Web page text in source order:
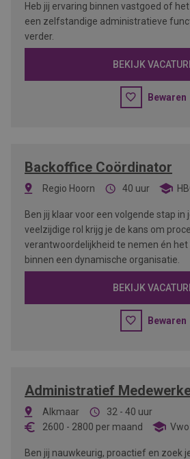
Heb jij ervaring binnen vastgoed of
een zelfstandige administratieve
verder.
BEKIJK
Bewaren
Backoffice Coördinator
Regio Hoorn 40 uur
Ben jij klaar voor een volgende stap in
veelzijdige rol krijg je de kans om
verantwoordelijkheid te nemen én
binnen een dynamische organisatie.
BEKIJK
Bewaren
Administratief
Alkmaar
32 - 40 uur
2600 - 2800 per maand Vwo
Ben jij nauwkeurig, proactief en zoek